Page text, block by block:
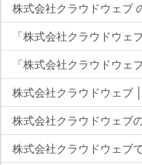
株式会社クラウドウェブ
「株式会社クラウドウェ
「株式会社クラウドウ
株式会社クラウドウェブ
株式会社クラウドウェブ
株式会社クラウドウェブ